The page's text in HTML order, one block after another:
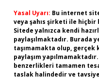
Yasal Uyarı: Bu internet
veya şahıs şirketi ile hiçbir
Sitede yalnızca kendi
paylaşılmaktadır. Burada
taşımamakta olup, gerçek
paylaşım
benzerlikleri tamamen
taslak halindedir ve